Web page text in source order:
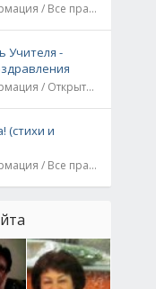
10.07.21, Информация / Все праздники
Учителя -
04.10.21, Информация / Открытки / Все праздники
(стихи и
19.06.21, Информация / Все праздники